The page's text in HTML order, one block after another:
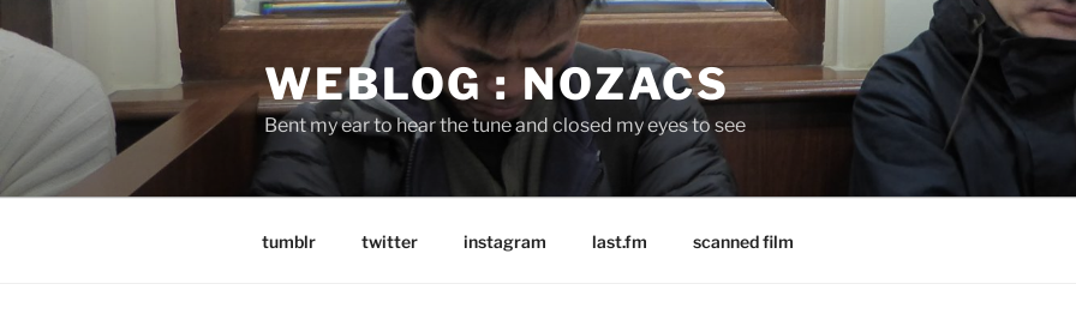
to
WEBLOG : NOZACS
Bent my ear to hear the tune and closed my eyes to see
tumblr twitter instagram last.fm scanned film